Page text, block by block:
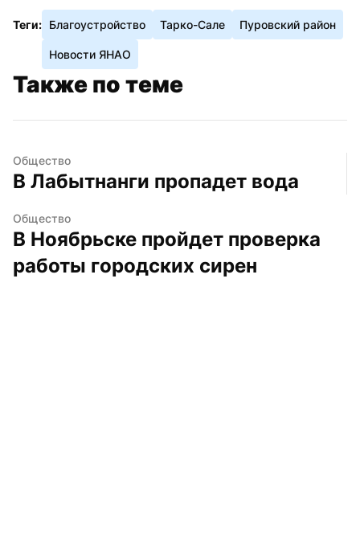
Теги: Благоустройство Тарко-Сале Пуровский район
Новости ЯНАО
Также по теме
Общество
В Лабытнанги пропадет вода
Общество
В Ноябрьске пройдет проверка
работы городских сирен